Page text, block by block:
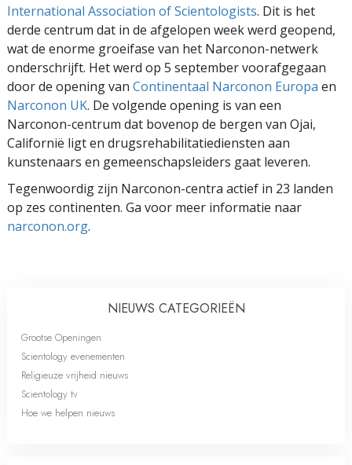
International Association of Scientologists. Dit is het
derde centrum dat in de afgelopen week werd geopend,
wat de enorme groeifase van het Narconon-netwerk
onderschrijft. Het werd op 5 september voorafgegaan
door de opening van Continentaal Narconon Europa en
Narconon UK. De volgende opening is van een
Narconon-centrum dat bovenop de bergen van Ojai,
Californië ligt en drugsrehabilitatiediensten aan
kunstenaars en gemeenschapsleiders gaat leveren.
Tegenwoordig zijn Narconon-centra actief in 23 landen
op zes continenten. Ga voor meer informatie naar
narconon.org.
NIEUWS CATEGORIEËN
Grootse Openingen
Scientology evenementen
Religieuze vrijheid nieuws
Scientology tv
Hoe we helpen nieuws